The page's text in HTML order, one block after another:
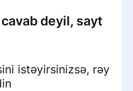
deyil, sayt
istəyirsinizsə, rəy